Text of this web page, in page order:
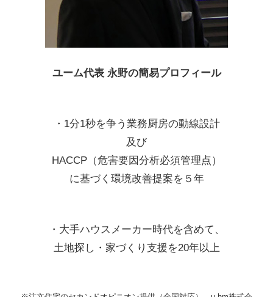
ユーム代表 永野の簡易プロフィール
・1分1秒を争う業務厨房の動線設計
及び
HACCP（危害要因分析必須管理点）
に基づく環境改善提案を５年
・大手ハウスメーカー時代を含めて、
土地探し・家づくり支援を20年以上